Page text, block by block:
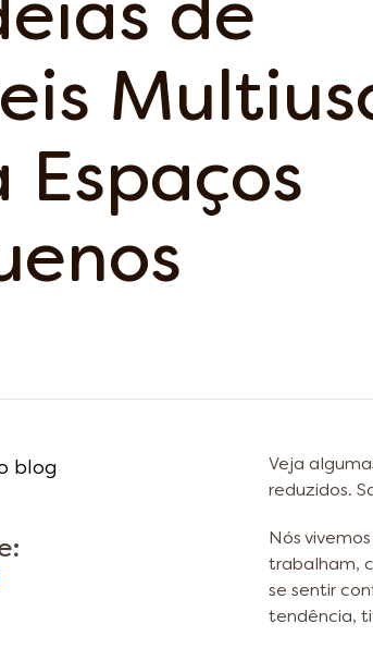
de
Espaços
blog
Veja
reduzidos.
Nós
trabalham,
se sentir
tendência,